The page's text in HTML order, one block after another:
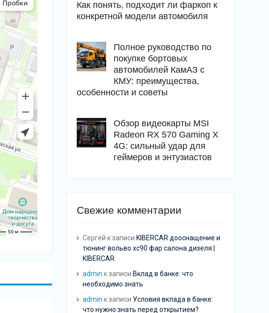
Как понять, подходит ли фаркоп к
конкретной модели автомобиля
Полное руководство по
покупке бортовых
автомобилей КамАЗ с
КМУ: преимущества,
особенности и советы
Обзор видеокарты MSI
Radeon RX 570 Gaming X
4G: сильный удар для
геймеров и энтузиастов
Свежие комментарии
Сергей к записи KIBERCAR дооснащение и
тюнинг вольво хс90 фар салона дизеля |
KIBERCAR
admin к записи Вклад в банке: что
необходимо знать
admin к записи Условия вклада в банке:
что нужно знать перед открытием?